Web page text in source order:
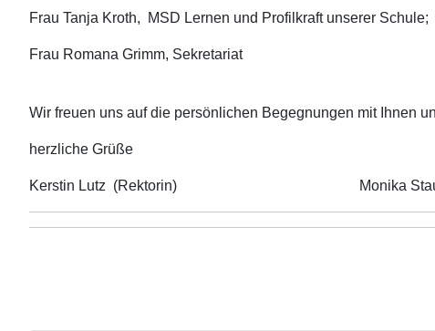
Frau Tanja Kroth, MSD Lernen und Profilkraft unserer Schule;
Frau Romana Grimm, Sekretariat
Wir freuen uns auf die persönlichen Begegnungen mit Ihnen
herzliche Grüße
Kerstin Lutz (Rektorin) Monika Staudter